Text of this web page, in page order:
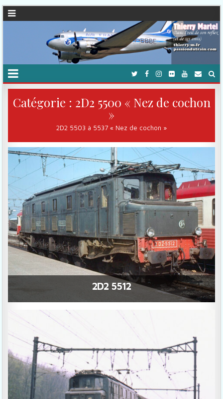
Catégorie : 2D2 5500 « Nez de cochon
»
2D2 5503 à 5537 « Nez de cochon »
2D2 5512